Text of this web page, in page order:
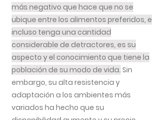
más negativo que hace que no se
ubique entre los alimentos preferidos, e
incluso tenga una cantidad
considerable de detractores, es su
aspecto y el conocimiento que tiene la
población de su modo de vida. Sin
embargo, su alta resistencia y
adaptación a los ambientes más
variados ha hecho que su